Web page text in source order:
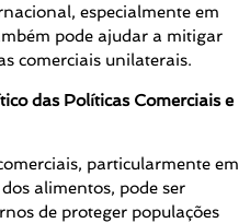
especialmente em
pode ajudar a mitigar
comerciais unilaterais.
das Políticas Comerciais e
particularmente em
alimentos, pode ser
de proteger populações